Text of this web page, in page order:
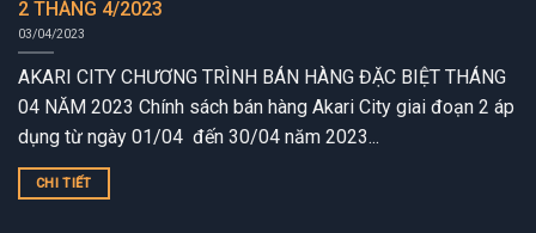
2 THÁNG 4/2023
03/04/2023
AKARI CITY CHƯƠNG TRÌNH BÁN HÀNG ĐẶC BIỆT THÁNG
04 NĂM 2023 Chính sách bán hàng Akari City giai đoạn 2 áp
dụng từ ngày 01/04 đến 30/04 năm 2023...
CHI TIẾT